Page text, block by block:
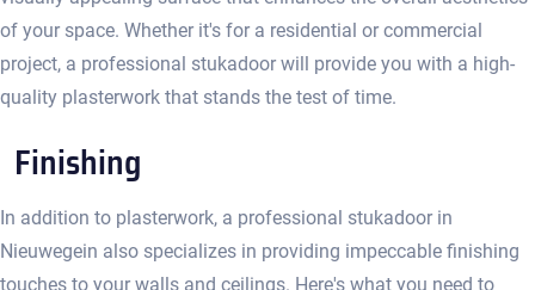
of your space.​ Whether it's for a residential or commercial
project, a professional stukadoor will provide you with a high-
quality plasterwork that stands the test of time.​
Finishing
In addition to plasterwork, a professional stukadoor in
Nieuwegein also specializes in providing impeccable finishing
touches to your walls and ceilings.​ Here's what you need to